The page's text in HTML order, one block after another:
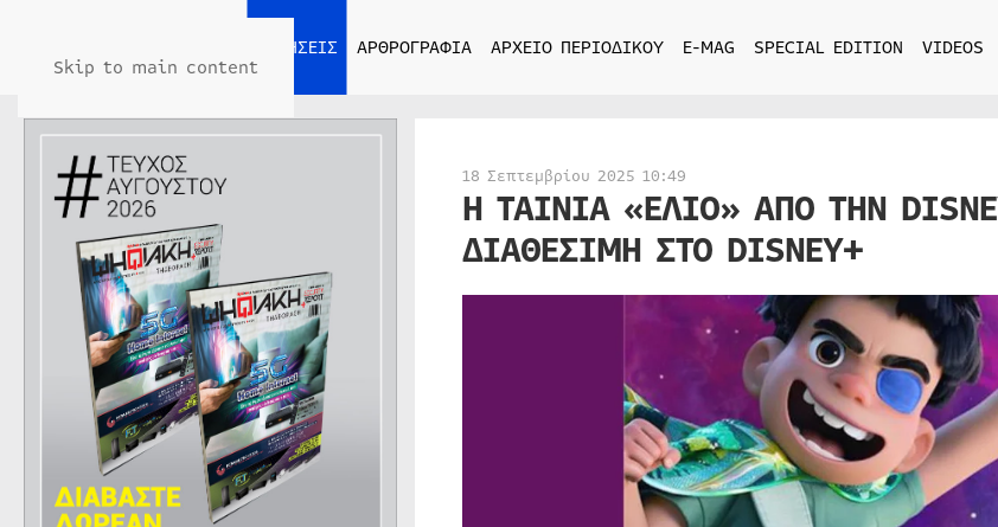
Skip to main content
ΕΙΔΗΣΕΙΣ ΑΡΘΡΟΓΡΑΦΙΑ ΑΡΧΕΙΟ ΠΕΡΙΟΔΙΚΟΥ E-MAG SPECIAL EDITION VIDEOS
18 Σεπτεμβρίου 2025 10:49
Η ΤΑΙΝΙΑ «ΕΛΙΟ» ΑΠΟ ΤΗΝ
ΔΙΑΘΕΣΙΜΗ ΣΤΟ DISNEY+